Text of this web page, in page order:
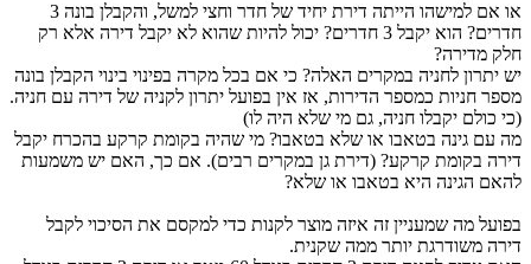
או אם למישהו הייתה דירת יחיד של חדר וחצי למשל, והקבלן בונה 3
חדרים? הוא יקבל 3 חדרים? יכול להיות שהוא לא יקבל דירה אלא רק
חלק מדירה?
יש יתרון לחניה במקרים האלה? כי אם בכל מקרה בפינוי בינוי הקבלן בונה
מספר חניות כמספר הדירות, אז אין בפועל יתרון לקניה של דירה עם חניה.
(כי כולם יקבלו חניה, גם מי שלא היה לו)
מה עם גינה בטאבו או שלא בטאבו? מי שהיה בקומת קרקע בהכרח יקבל
דירה בקומת קרקע? (דירת גן במקרים רבים). אם כך, האם יש משמעות
להאם הגינה היא בטאבו או שלא?
בפועל מה שמעניין זה איזה מוצר לקנות כדי למקסם את הסיכוי לקבל
דירה משודרגת יותר ממה שקנית.